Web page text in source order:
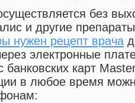
без
и другие
нужен рецепт врача
электронные
банковских карт
в любое время